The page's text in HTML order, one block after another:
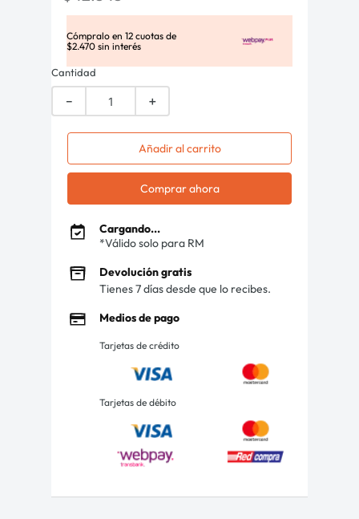
Cómpralo en 12 cuotas de
$2.470 sin interés
Cantidad
＋
－
Añadir al carrito
Comprar ahora
Cargando...
*Válido solo para RM
Devolución gratis
Tienes 7 días desde que lo recibes.
Medios de pago
Tarjetas de crédito
Tarjetas de débito